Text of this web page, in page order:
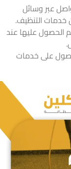
عبر وسائل
التنظيف.
عليها عند
على خدمات